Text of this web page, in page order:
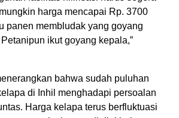
harga mencapai Rp. 3700
panen membludak yang goyang
ikut goyang kepala,”
bahwa sudah puluhan
di Inhil menghadapi persoalan
Harga kelapa terus berfluktuasi